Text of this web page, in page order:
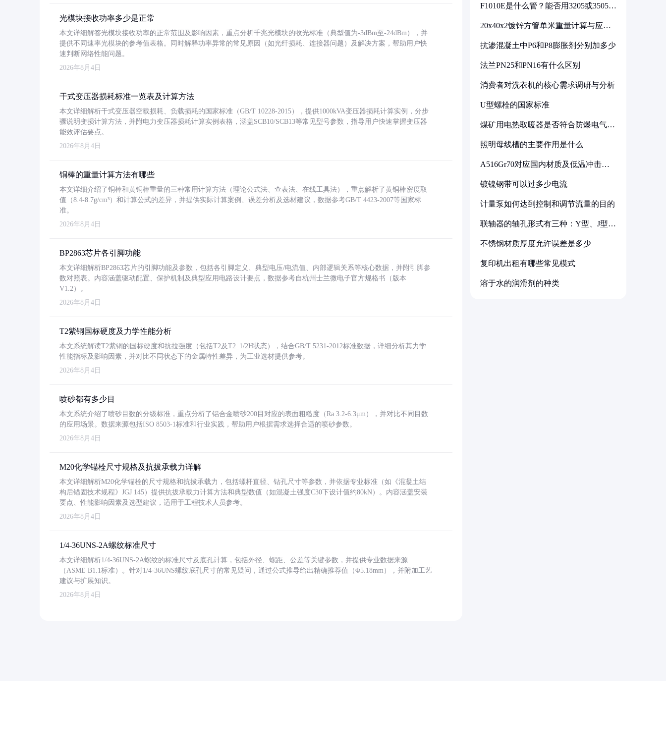
光模块接收功率多少是正常
本文详细解答光模块接收功率的正常范围及影响因素，重点分析千兆光模块的收光标准（典型值为-3dBm至-24dBm），并
提供不同速率光模块的参考值表格。同时解释功率异常的常见原因（如光纤损耗、连接器问题）及解决方案，帮助用户快
速判断网络性能问题。
2026年8月4日
干式变压器损耗标准一览表及计算方法
本文详细解析干式变压器空载损耗、负载损耗的国家标准（GB/T 10228-2015），提供1000kVA变压器损耗计算实例，分步
骤说明变损计算方法，并附电力变压器损耗计算实例表格，涵盖SCB10/SCB13等常见型号参数，指导用户快速掌握变压器
能效评估要点。
2026年8月4日
铜棒的重量计算方法有哪些
本文详细介绍了铜棒和黄铜棒重量的三种常用计算方法（理论公式法、查表法、在线工具法），重点解析了黄铜棒密度取
值（8.4-8.7g/cm³）和计算公式的差异，并提供实际计算案例、误差分析及选材建议，数据参考GB/T 4423-2007等国家标
准。
2026年8月4日
BP2863芯片各引脚功能
本文详细解析BP2863芯片的引脚功能及参数，包括各引脚定义、典型电压/电流值、内部逻辑关系等核心数据，并附引脚参
数对照表。内容涵盖驱动配置、保护机制及典型应用电路设计要点，数据参考自杭州士兰微电子官方规格书（版本
V1.2）。
2026年8月4日
T2紫铜国标硬度及力学性能分析
本文系统解读T2紫铜的国标硬度和抗拉强度（包括T2及T2_1/2H状态），结合GB/T 5231-2012标准数据，详细分析其力学
性能指标及影响因素，并对比不同状态下的金属特性差异，为工业选材提供参考。
2026年8月4日
喷砂都有多少目
本文系统介绍了喷砂目数的分级标准，重点分析了铝合金喷砂200目对应的表面粗糙度（Ra 3.2-6.3μm），并对比不同目数
的应用场景。数据来源包括ISO 8503-1标准和行业实践，帮助用户根据需求选择合适的喷砂参数。
2026年8月4日
M20化学锚栓尺寸规格及抗拔承载力详解
本文详细解析M20化学锚栓的尺寸规格和抗拔承载力，包括螺杆直径、钻孔尺寸等参数，并依据专业标准（如《混凝土结
构后锚固技术规程》JGJ 145）提供抗拔承载力计算方法和典型数值（如混凝土强度C30下设计值约80kN）。内容涵盖安装
要点、性能影响因素及选型建议，适用于工程技术人员参考。
2026年8月4日
1/4-36UNS-2A螺纹标准尺寸
本文详细解析1/4-36UNS-2A螺纹的标准尺寸及底孔计算，包括外径、螺距、公差等关键参数，并提供专业数据来源
（ASME B1.1标准）。针对1/4-36UNS螺纹底孔尺寸的常见疑问，通过公式推导给出精确推荐值（Φ5.18mm），并附加工艺
建议与扩展知识。
2026年8月4日
F1010E是什么管？能否用3205或3505代
20x40x2镀锌方管单米重量计算与应用
抗渗混凝土中P6和P8膨胀剂分别加多少
法兰PN25和PN16有什么区别
消费者对洗衣机的核心需求调研与分析
U型螺栓的国家标准
煤矿用电热取暖器是否符合防爆电气设
照明母线槽的主要作用是什么
A516Gr70对应国内材质及低温冲击要
镀镍钢带可以过多少电流
计量泵如何达到控制和调节流量的目的
联轴器的轴孔形式有三种：Y型、J型、
不锈钢材质厚度允许误差是多少
复印机出租有哪些常见模式
溶于水的润滑剂的种类